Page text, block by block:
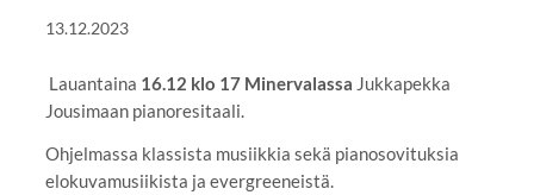
13.12.2023
Lauantaina 16.12 klo 17 Minervalassa Jukkapekka
Jousimaan pianoresitaali.
Ohjelmassa klassista musiikkia sekä pianosovituksia
elokuvamusiikista ja evergreeneistä.